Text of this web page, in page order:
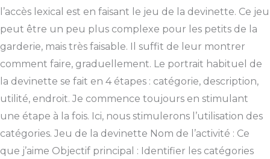
l’accès lexical est en faisant le jeu de la devinette. Ce jeu
peut être un peu plus complexe pour les petits de la
garderie, mais très faisable. Il suffit de leur montrer
comment faire, graduellement. Le portrait habituel de
la devinette se fait en 4 étapes : catégorie, description,
utilité, endroit. Je commence toujours en stimulant
une étape à la fois. Ici, nous stimulerons l’utilisation des
catégories. Jeu de la devinette Nom de l’activité : Ce
que j’aime Objectif principal : Identifier les catégories